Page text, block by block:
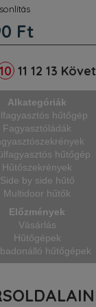
202 cm
Külső méretek:
szélesség /
/ 67,5. Teljes
35. IceMaker Nem.
Általános ter
Ft
10 11 12 13
Alkategóriák
hűtőgép
Fagyasztóládák
hűtőgép
Hűtőszekrények
Side by side hűtő
Multidoor hűtők
Előzmények
Vásárlás
Hűtőgépek
hűtőgépek